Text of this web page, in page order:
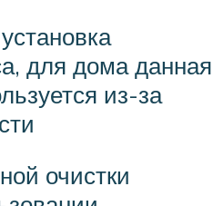
для дома данная
из-за
очистки